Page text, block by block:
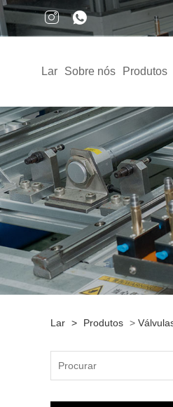
Lar Sobre nós Produtos
Lar > Produtos >